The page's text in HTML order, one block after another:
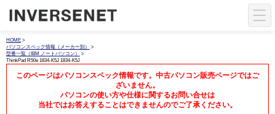
HOME >
パソコンスペック情報（メーカー別）
>
型番一覧（IBM ノートパソコン）
>
ThinkPad R50e 1834-K5J 1834-K5J
このページはパソコンスペック情報です。中古パソコン販売ページではご
ざいません。
パソコンの使い方や仕様に関するお問い合せは
当社ではお答えすることはできませんのでご了承ください。